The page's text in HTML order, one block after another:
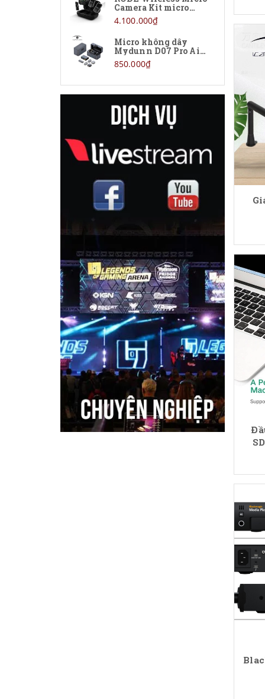
Gopro
Pisen
Lynca
Salar
Sandisk
Đầu đọc thẻ nhớ giá rẻ tại Hà
Nội
Kingston
Chưa phân loại
Camera Kit micro
không dây chính hãng
4.100.000₫
Micro không dây
Mydunn D07 Pro Ai
chính hãng giá rẻ
850.000₫